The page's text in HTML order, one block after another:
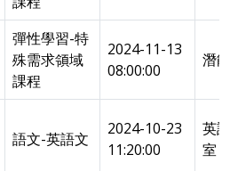
彈性學習-特
殊需求領域
課程
2024-11-13
08:00:00
潛
語文-英語文
2024-10-23
11:20:00
英
室